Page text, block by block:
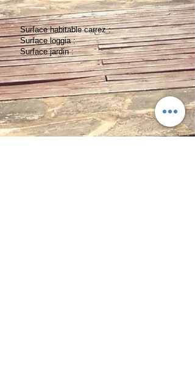
Surface habitable carrez :
Surface loggia :
Surface jardin :